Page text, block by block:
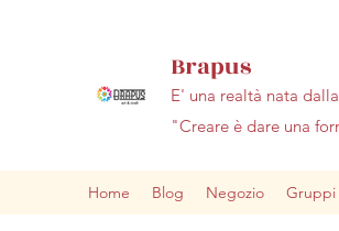
Brapus
E' una realtà nata
"Creare è dare una
Home Blog Negozio Gruppi